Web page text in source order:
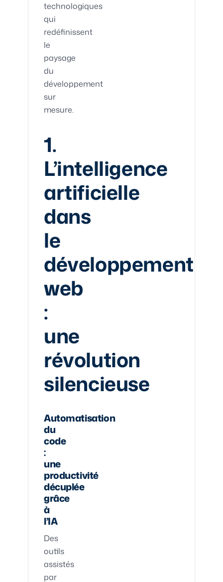
technologiques
qui
redéfinissent
le
paysage
du
développement
sur
mesure.
1.
L’intelligence
artificielle
dans
le
développement
web
:
une
révolution
silencieuse
Automatisation
du
code
:
une
productivité
décuplée
grâce
à
l’IA
Des
outils
assistés
par